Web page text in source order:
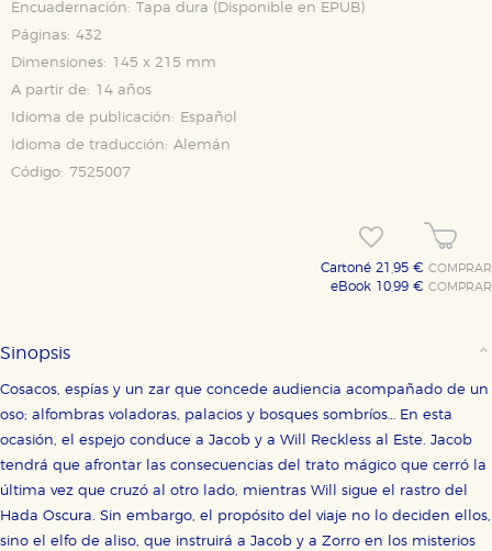
Encuadernación: Tapa dura (Disponible en EPUB)
Páginas: 432
Dimensiones: 145 x 215 mm
A partir de: 14 años
Idioma de publicación:
Español
Idioma de traducción: Alemán
Código: 7525007
Cartoné 21,95 € COMPRAR
eBook 10,99 € COMPRAR
Sinopsis
Cosacos, espías y un zar que concede audiencia acompañado de un
oso; alfombras voladoras, palacios y bosques sombríos… En esta
ocasión, el espejo conduce a Jacob y a Will Reckless al Este. Jacob
tendrá que afrontar las consecuencias del trato mágico que cerró la
última vez que cruzó al otro lado, mientras Will sigue el rastro del
Hada Oscura. Sin embargo, el propósito del viaje no lo deciden ellos,
sino el elfo de aliso, que instruirá a Jacob y a Zorro en los misterios